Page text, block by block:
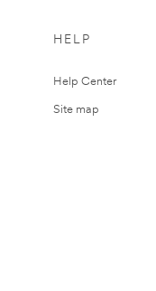
HELP
Help Center
Site map